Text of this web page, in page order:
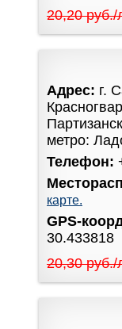
20,20 руб./
Адрес: г.
метро:
Телефон:
карте.
GPS-
30.433818
20,30 руб./